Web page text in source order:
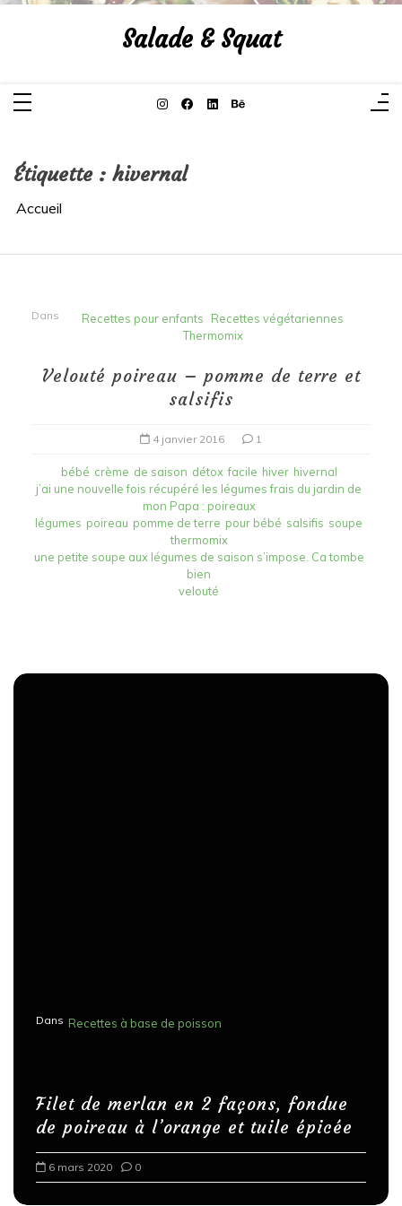
Aller
Salade & Squat
Étiquette : hivernal
Accueil
Dans Recettes pour enfants
Recettes végétariennes
Thermomix
Velouté poireau – pomme de terre et
salsifis
4 janvier 2016 1
bébé crème de saison détox facile hiver hivernal
j’ai une nouvelle fois récupéré les légumes frais du jardin de
mon Papa : poireaux
légumes poireau pomme de terre pour bébé salsifis soupe
thermomix
une petite soupe aux légumes de saison s’impose. Ca tombe
bien
velouté
Dans Recettes à base de poisson
Filet de merlan en 2 façons, fondue
de poireau à l’orange et tuile épicée
6 mars 2020 0